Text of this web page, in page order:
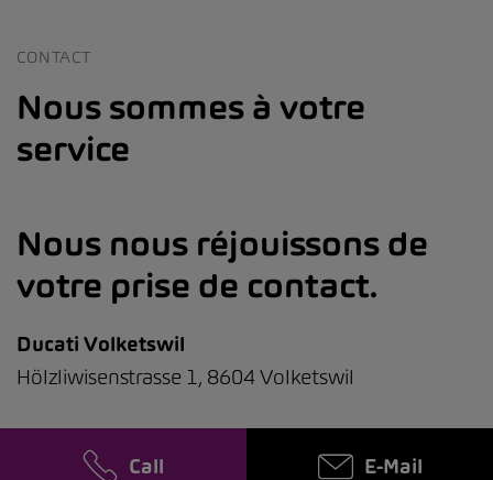
CONTACT
Nous sommes à votre
service
Nous nous réjouissons de
votre prise de contact.
Ducati Volketswil
Hölzliwisenstrasse 1, 8604 Volketswil
Call E-Mail